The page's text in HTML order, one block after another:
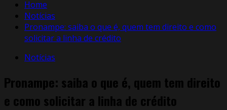
Home
Notícias
Pronampe: saiba o que é, quem tem direito e como
solicitar a linha de crédito
Notícias
Pronampe: saiba o que é, quem tem direito
e como solicitar a linha de crédito